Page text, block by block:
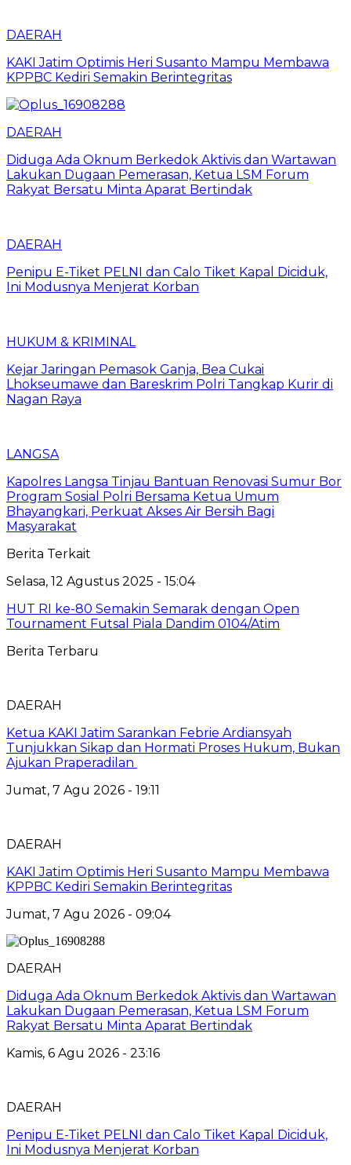
DAERAH
KAKI Jatim Optimis Heri Susanto Mampu Membawa
KPPBC Kediri Semakin Berintegritas
DAERAH
Diduga Ada Oknum Berkedok Aktivis dan Wartawan
Lakukan Dugaan Pemerasan, Ketua LSM Forum
Rakyat Bersatu Minta Aparat Bertindak
DAERAH
Penipu E-Tiket PELNI dan Calo Tiket Kapal Diciduk,
Ini Modusnya Menjerat Korban
HUKUM & KRIMINAL
Kejar Jaringan Pemasok Ganja, Bea Cukai
Lhokseumawe dan Bareskrim Polri Tangkap Kurir di
Nagan Raya
LANGSA
Kapolres Langsa Tinjau Bantuan Renovasi Sumur Bor
Program Sosial Polri Bersama Ketua Umum
Bhayangkari, Perkuat Akses Air Bersih Bagi
Masyarakat
Berita Terkait
Selasa, 12 Agustus 2025 - 15:04
HUT RI ke-80 Semakin Semarak dengan Open
Tournament Futsal Piala Dandim 0104/Atim
Berita Terbaru
DAERAH
Ketua KAKI Jatim Sarankan Febrie Ardiansyah
Tunjukkan Sikap dan Hormati Proses Hukum, Bukan
Ajukan Praperadilan
Jumat, 7 Agu 2026 - 19:11
DAERAH
KAKI Jatim Optimis Heri Susanto Mampu Membawa
KPPBC Kediri Semakin Berintegritas
Jumat, 7 Agu 2026 - 09:04
DAERAH
Diduga Ada Oknum Berkedok Aktivis dan Wartawan
Lakukan Dugaan Pemerasan, Ketua LSM Forum
Rakyat Bersatu Minta Aparat Bertindak
Kamis, 6 Agu 2026 - 23:16
DAERAH
Penipu E-Tiket PELNI dan Calo Tiket Kapal Diciduk,
Ini Modusnya Menjerat Korban